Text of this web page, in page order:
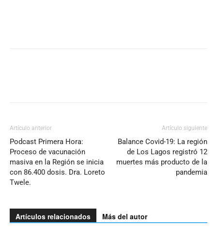
Artículo anterior
Podcast Primera Hora:
Proceso de vacunación
masiva en la Región se inicia
con 86.400 dosis. Dra. Loreto
Twele.
Artículo siguiente
Balance Covid-19: La región
de Los Lagos registró 12
muertes más producto de la
pandemia
Artículos relacionados Más del autor